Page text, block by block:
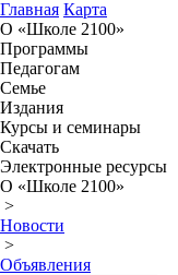
Главная Карта
О «Школе 2100»
Программы
Педагогам
Семье
Издания
Курсы и семинары
Скачать
Электронные ресурсы
О «Школе 2100»
>
Новости
>
Объявления